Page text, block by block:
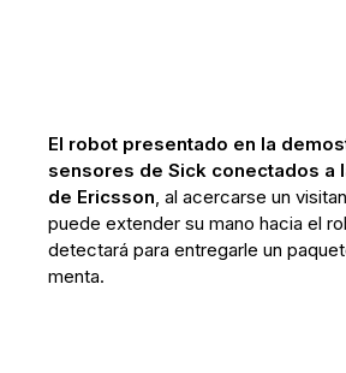
El robot presentado en la
sensores de Sick conectados a
de Ericsson, al acercarse un
puede extender su mano hacia el
detectará para entregarle un
menta.